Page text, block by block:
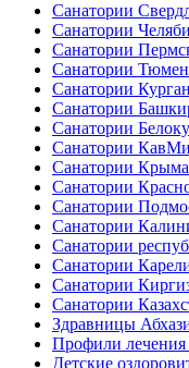
Санатории
Санатории
Санатории
Санатории
Санатории
Санатории
Санатории
Санатории
Санатории Крыма
Санатории
Санатории
Санатории
Санатории
Санатории
Санатории
Санатории
Здравницы
Профили лечения
Детские